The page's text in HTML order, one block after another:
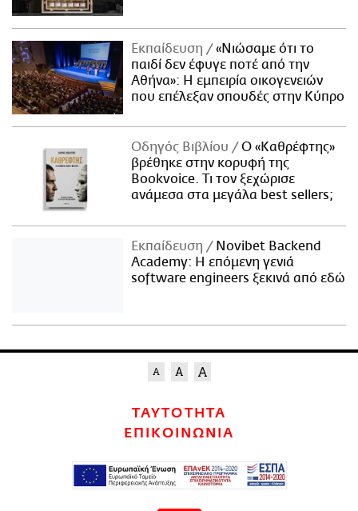
Εκπαίδευση
«Νιώσαμε ότι το
παιδί δεν έφυγε ποτέ από την
Αθήνα»: Η εμπειρία οικογενειών
που επέλεξαν σπουδές στην Κύπρο
Οδηγός Βιβλίου
Ο «Καθρέφτης»
βρέθηκε στην κορυφή της
Bookvoice. Τι τον ξεχώρισε
ανάμεσα στα μεγάλα best sellers;
Εκπαίδευση
Novibet Backend
Academy: Η επόμενη γενιά
software engineers ξεκινά από εδώ
ΤΑΥΤΟΤΗΤΑ
ΕΠΙΚΟΙΝΩΝΙΑ